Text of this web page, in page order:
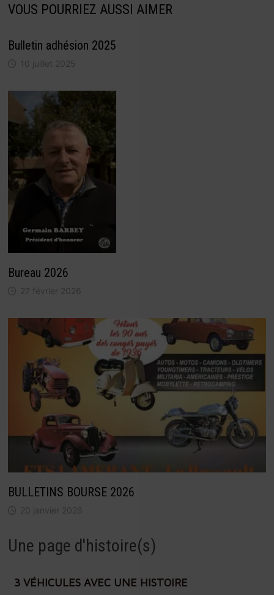
VOUS POURRIEZ AUSSI AIMER
Bulletin adhésion 2025
10 juillet 2025
Bureau 2026
27 février 2026
BULLETINS BOURSE 2026
20 janvier 2026
Une page d'histoire(s)
3 VÉHICULES AVEC UNE HISTOIRE